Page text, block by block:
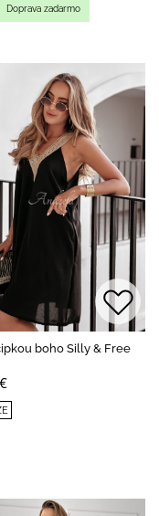
Doprava zadarmo
boho Silly & Free